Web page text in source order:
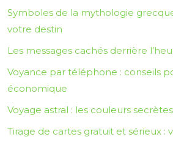
Symboles de la mythologie
votre destin
Les messages cachés derrière
Voyance par téléphone : conseils
économique
Voyage astral : les couleurs
Tirage de cartes gratuit et sérieux :